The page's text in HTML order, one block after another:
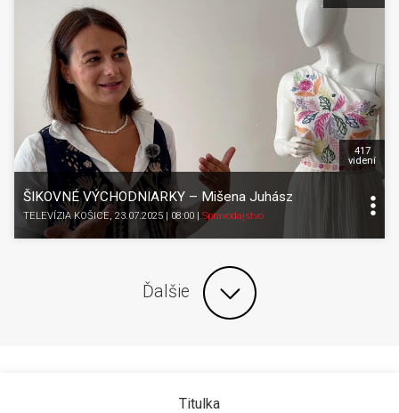
ŠIKOVNÉ VÝCHODNIARKY – Mišena Juhász
TELEVÍZIA KOŠICE, 23.07.2025 | 08:00 |Spravodajstvo
417
videní
Ďalšie
Titulka